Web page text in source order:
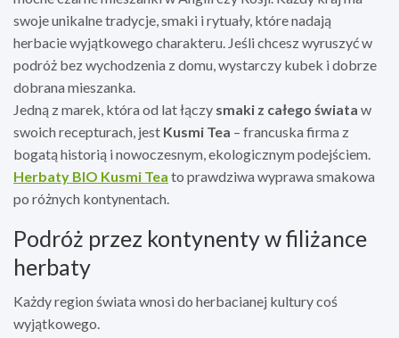
swoje unikalne tradycje, smaki i rytuały, które nadają
herbacie wyjątkowego charakteru. Jeśli chcesz wyruszyć w
podróż bez wychodzenia z domu, wystarczy kubek i dobrze
dobrana mieszanka.
Jedną z marek, która od lat łączy smaki z całego świata w
swoich recepturach, jest Kusmi Tea – francuska firma z
bogatą historią i nowoczesnym, ekologicznym podejściem.
Herbaty BIO Kusmi Tea to prawdziwa wyprawa smakowa
po różnych kontynentach.
Podróż przez kontynenty w filiżance
herbaty
Każdy region świata wnosi do herbacianej kultury coś
wyjątkowego.